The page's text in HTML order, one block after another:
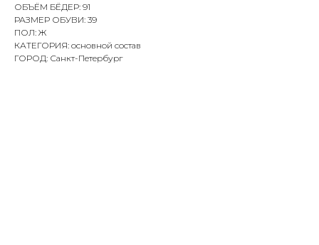
ОБЪЁМ БЁДЕР: 91
РАЗМЕР ОБУВИ: 39
ПОЛ: Ж
КАТЕГОРИЯ: основной состав
ГОРОД: Санкт-Петербург